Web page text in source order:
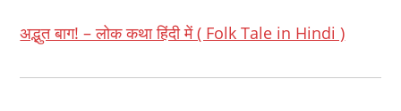
अद्भुत बाग! – लोक कथा हिंदी में ( Folk Tale in Hindi )